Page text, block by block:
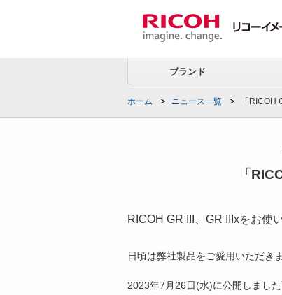
ブランド
ホーム ニュース一覧 「
「
RICOH GR III、GR IIIxをお使
日頃は弊社製品をご愛用いただき
2023年7月26日(水)に公開しまし